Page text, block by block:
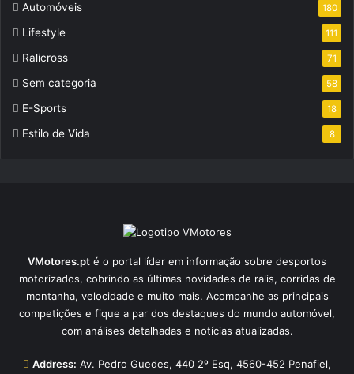
Automóveis 180
Lifestyle 111
Ralicross 71
Sem categoria 58
E-Sports 18
Estilo de Vida 8
VMotores.pt é o portal líder em informação sobre desportos
motorizados, cobrindo as últimas novidades de ralis, corridas de
montanha, velocidade e muito mais. Acompanhe as principais
competições e fique a par dos destaques do mundo automóvel,
com análises detalhadas e notícias atualizadas.
Address: Av. Pedro Guedes, 440 2º Esq, 4560-452 Penafiel,